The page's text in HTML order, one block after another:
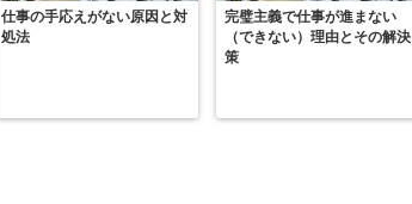
仕事の手応えがない原因と対
処法
完璧主義で仕事が進まない
（できない）理由とその解決
策